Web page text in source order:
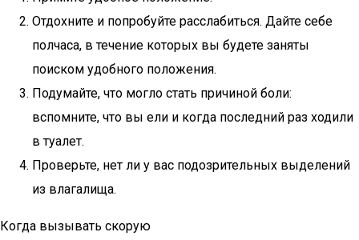
Отдохните и попробуйте расслабиться. Дайте себе
полчаса, в течение которых вы будете заняты
поиском удобного положения.
Подумайте, что могло стать причиной боли:
вспомните, что вы ели и когда последний раз ходили
в туалет.
Проверьте, нет ли у вас подозрительных выделений
из влагалища.
Когда вызывать скорую